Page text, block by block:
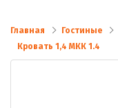
Главная Гостиные
Кровать 1,4 МКК 1.4